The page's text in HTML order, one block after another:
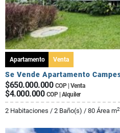
Apartamento Venta
$650.000.000 COP | Venta
$4.000.000 COP | Alquiler
2 Habitaciones / 2 Baño(s) / 80 Área m2